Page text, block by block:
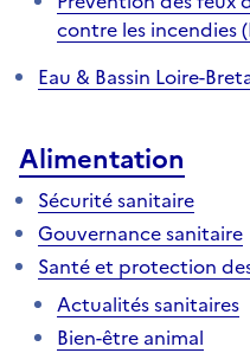
contre les incendies
Eau & Bassin Loire-
Alimentation
Sécurité sanitaire
Gouvernance sanitaire
Santé et protection
Actualités sanitaires
Bien-être animal